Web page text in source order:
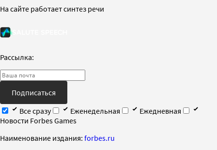
На сайте работает синтез речи
Рассылка:
Подписаться
Все сразу
Еженедельная
Ежедневная
Новости Forbes Games
Наименование издания: forbes.ru